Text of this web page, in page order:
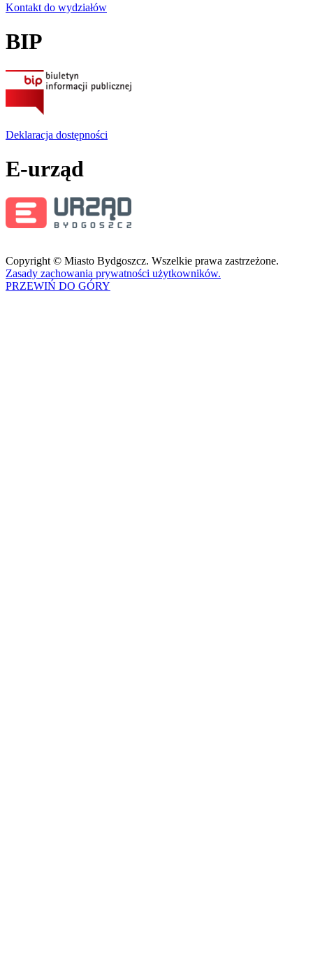
Kontakt do wydziałów
BIP
Deklaracja dostępności
E-urząd
Copyright © Miasto Bydgoszcz. Wszelkie prawa zastrzeżone.
Zasady zachowania prywatności użytkowników.
PRZEWIŃ DO GÓRY